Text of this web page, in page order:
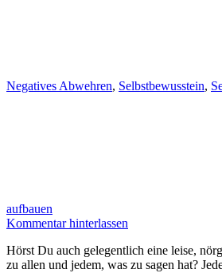
Negatives Abwehren, Selbstbewusstein,
aufbauen
Kommentar hinterlassen
Hörst Du auch gelegentlich eine leise,
zu allen und jedem, was zu sagen hat?